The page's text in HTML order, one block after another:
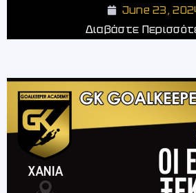
June 23,
Διαβάστε